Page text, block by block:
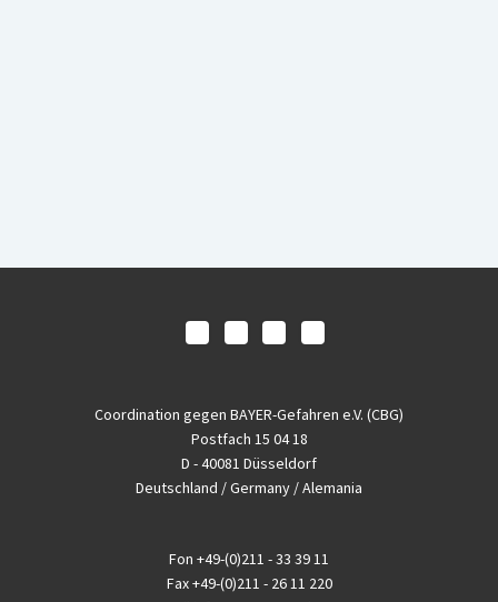
Coordination gegen BAYER-Gefahren e.V. (CBG)
Postfach 15 04 18
D - 40081 Düsseldorf
Deutschland / Germany / Alemania
Fon +49-(0)211 - 33 39 11
Fax+49-(0)211 - 26 11 220